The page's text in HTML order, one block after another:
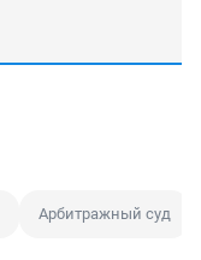
Арбитражный суд